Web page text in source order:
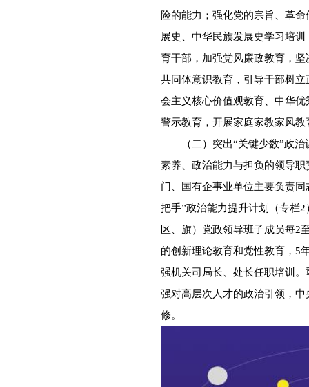
险的能力；强化党的宗旨、革
展史、中华民族发展史学习培
育干部，加强党风廉政教育，
共同体意识教育，引导干部树
会主义核心价值观教育、中华
警示教育，开展家庭家教家风教
（二）突出“关键少数”政治
素养、政治能力与担负的领导
门、国有企事业单位主要负责
把手”政治能力提升计划（专栏
区、旗）党政领导班子成员每2
的创新理论教育和党性教育，5
强机关司局长、处长任职培训
强对高层次人才的政治引领，
修。